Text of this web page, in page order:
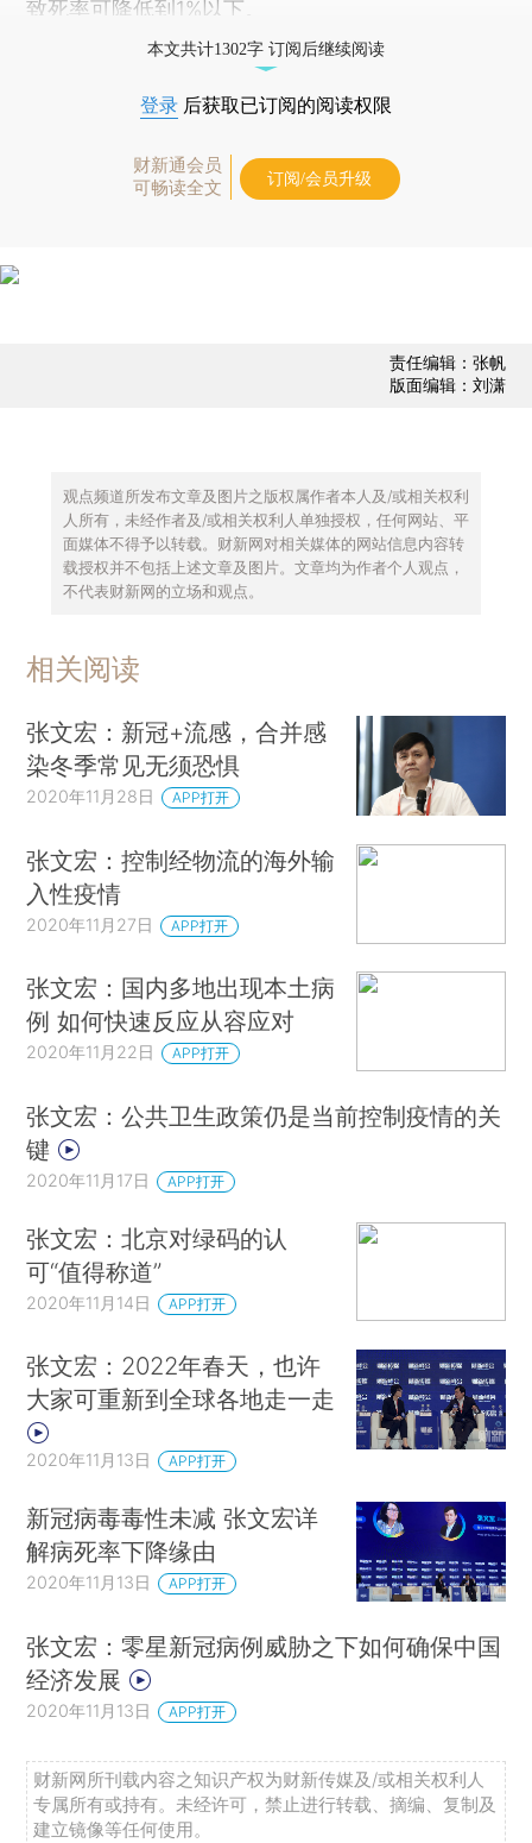
致死率可降低到1%以下。
本文共计1302字 订阅后继续阅读
登录 后获取已订阅的阅读权限
财新通会员
可畅读全文
订阅/会员升级
责任编辑：张帆
版面编辑：刘潇
观点频道所发布文章及图片之版权属作者本人及/或相关权利
人所有，未经作者及/或相关权利人单独授权，任何网站、平
面媒体不得予以转载。财新网对相关媒体的网站信息内容转
载授权并不包括上述文章及图片。文章均为作者个人观点，
不代表财新网的立场和观点。
相关阅读
张文宏：新冠+流感，合并感
染冬季常见无须恐惧
2020年11月28日 APP打开
张文宏：控制经物流的海外输
入性疫情
2020年11月27日 APP打开
张文宏：国内多地出现本土病
例 如何快速反应从容应对
2020年11月22日 APP打开
张文宏：公共卫生政策仍是当前控制疫情的关
键
2020年11月17日 APP打开
张文宏：北京对绿码的认
可“值得称道”
2020年11月14日 APP打开
张文宏：2022年春天，也许
大家可重新到全球各地走一走
2020年11月13日 APP打开
新冠病毒毒性未减 张文宏详
解病死率下降缘由
2020年11月13日 APP打开
张文宏：零星新冠病例威胁之下如何确保中国
经济发展
2020年11月13日 APP打开
财新网所刊载内容之知识产权为财新传媒及/或相关权利人
专属所有或持有。未经许可，禁止进行转载、摘编、复制及
建立镜像等任何使用。